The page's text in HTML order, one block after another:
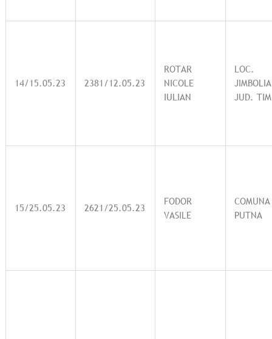
14/15.05.23 2381/12.05.23
ROTAR
NICOLE
IULIAN
LOC.
JUD.
15/25.05.23 2621/25.05.23
FODOR
VASILE
COMUNA
PUTNA